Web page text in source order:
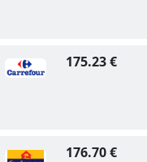
175.23 €
176.70 €